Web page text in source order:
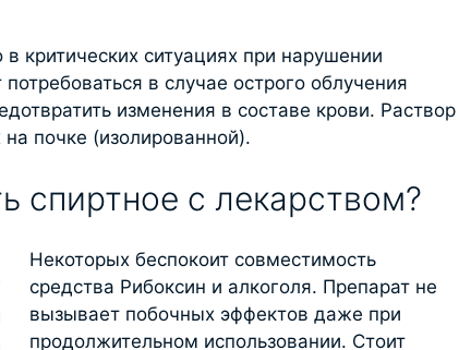
критических ситуациях при нарушении
в случае острого облучения
изменения в составе крови. Раствор
почке (изолированной).
с лекарством?
Некоторых беспокоит совместимость
средства Рибоксин и алкоголя. Препарат не
вызывает побочных эффектов даже при
продолжительном использовании. Стоит